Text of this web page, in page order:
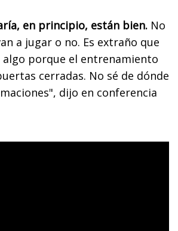
en principio, están bien. No
a jugar o no. Es extraño que
algo porque el entrenamiento
cerradas. No sé de dónde
dijo en conferencia